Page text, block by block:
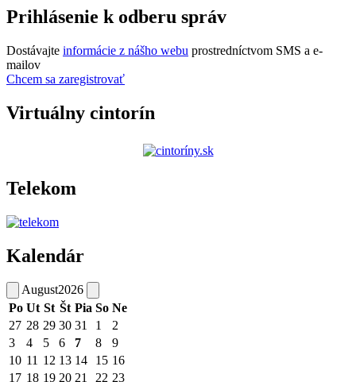
Prihlásenie k odberu správ
Dostávajte informácie z nášho webu prostredníctvom SMS a e-
mailov
Chcem sa zaregistrovať
Virtuálny cintorín
Telekom
Kalendár
August2026
Po Ut St Št Pia So Ne
27 28 29 30 31 1
2
3
4 5 6 7 8
9
10 11 12 13 14 15 16
17 18 19 20 21 22 23